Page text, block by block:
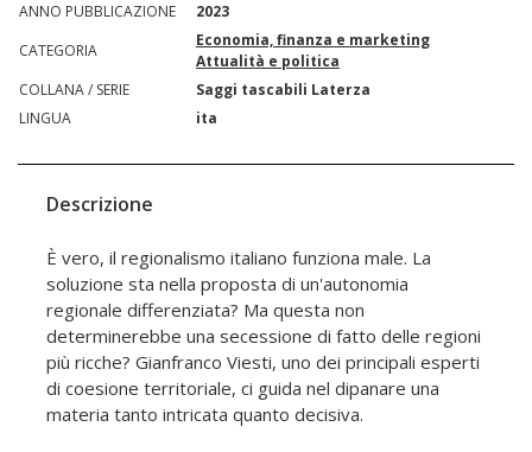
ANNO PUBBLICAZIONE
2023
CATEGORIA
Economia, finanza e marketing
Attualità e politica
COLLANA / SERIE
Saggi tascabili Laterza
LINGUA
ita
Descrizione
È vero, il regionalismo italiano funziona male. La
soluzione sta nella proposta di un'autonomia
regionale differenziata? Ma questa non
determinerebbe una secessione di fatto delle regioni
più ricche? Gianfranco Viesti, uno dei principali esperti
di coesione territoriale, ci guida nel dipanare una
materia tanto intricata quanto decisiva.